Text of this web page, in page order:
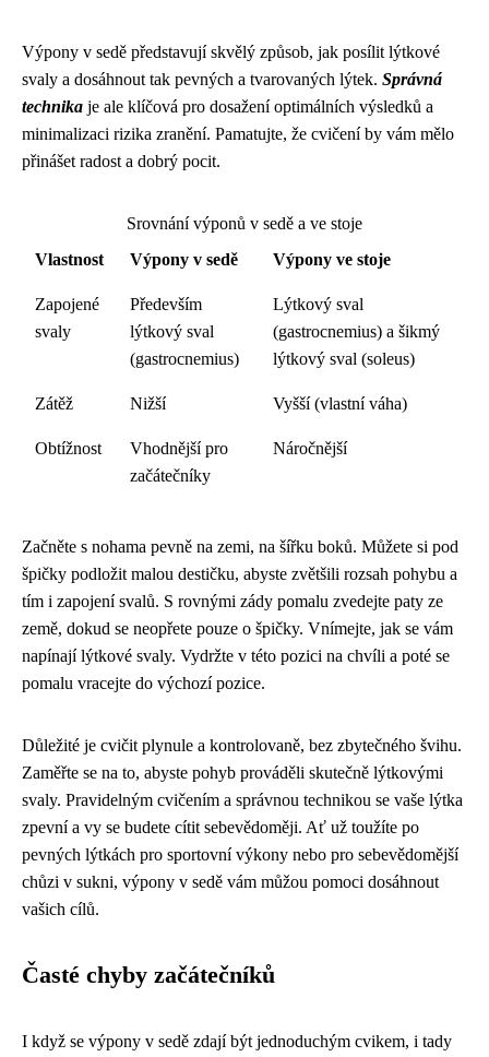
Výpony v sedě představují skvělý způsob, jak posílit lýtkové
svaly a dosáhnout tak pevných a tvarovaných lýtek. Správná
technika je ale klíčová pro dosažení optimálních výsledků a
minimalizaci rizika zranění. Pamatujte, že cvičení by vám mělo
přinášet radost a dobrý pocit.
Srovnání výponů v sedě a ve stoje
Vlastnost
Výpony v sedě Výpony ve stoje
Zapojené
svaly
Především
lýtkový sval
(gastrocnemius)
Lýtkový sval
(gastrocnemius) a šikmý
lýtkový sval (soleus)
Zátěž Nižší Vyšší (vlastní váha)
Obtížnost
Vhodnější pro
začátečníky
Náročnější
Začněte s nohama pevně na zemi, na šířku boků. Můžete si pod
špičky podložit malou destičku, abyste zvětšili rozsah pohybu a
tím i zapojení svalů. S rovnými zády pomalu zvedejte paty ze
země, dokud se neopřete pouze o špičky. Vnímejte, jak se vám
napínají lýtkové svaly. Vydržte v této pozici na chvíli a poté se
pomalu vracejte do výchozí pozice.
Důležité je cvičit plynule a kontrolovaně, bez zbytečného švihu.
Zaměřte se na to, abyste pohyb prováděli skutečně lýtkovými
svaly. Pravidelným cvičením a správnou technikou se vaše lýtka
zpevní a vy se budete cítit sebevědoměji. Ať už toužíte po
pevných lýtkách pro sportovní výkony nebo pro sebevědomější
chůzi v sukni, výpony v sedě vám můžou pomoci dosáhnout
vašich cílů.
Časté chyby začátečníků
I když se výpony v sedě zdají být jednoduchým cvikem, i tady